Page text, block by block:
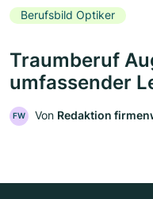
Berufsbild Optiker
Traumberuf
umfassender
FW Von Redaktion